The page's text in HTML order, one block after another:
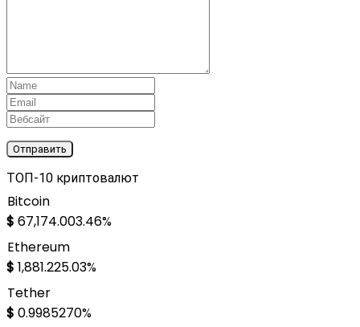
ТОП-10 криптовалют
Bitcoin
$ 67,174.003.46%
Ethereum
$ 1,881.225.03%
Tether
$ 0.9985270%